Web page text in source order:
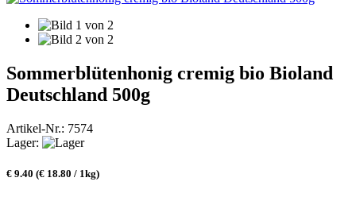
Sommerblütenhonig cremig bio Bioland
Deutschland 500g
Artikel-Nr.: 7574
Lager:
€ 9.40 (€ 18.80 / 1kg)